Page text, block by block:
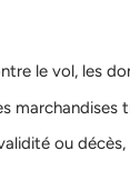
le vol, les
marchandises
ou décès,